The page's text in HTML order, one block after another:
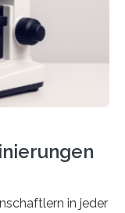
oder eine
zum Thema
in jeder